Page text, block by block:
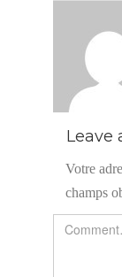
Leave
Votre
champs